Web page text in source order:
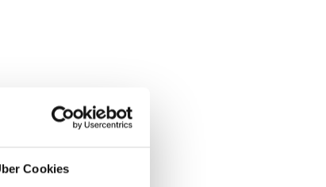
Cookies